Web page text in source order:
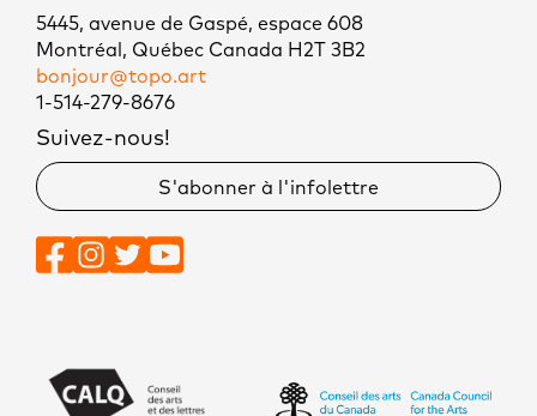
5445, avenue de Gaspé, espace 608
Montréal, Québec Canada H2T 3B2
bonjour@topo.art
1-514-279-8676
Suivez-nous!
S'abonner à l'infolettre